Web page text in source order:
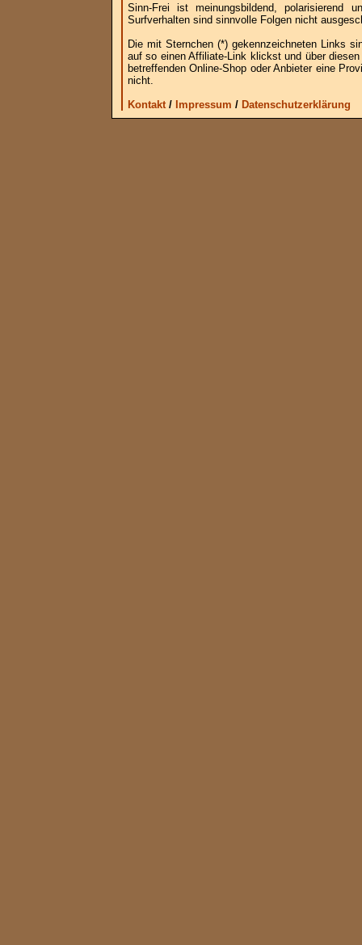
Sinn-Frei ist meinungsbildend, polarisierend
Surfverhalten sind sinnvolle Folgen nicht
Die mit Sternchen (*) gekennzeichneten Links
auf so einen Affiliate-Link klickst und über
betreffenden Online-Shop oder Anbieter eine
nicht.
Kontakt/ Impressum / Datenschutzerklärung